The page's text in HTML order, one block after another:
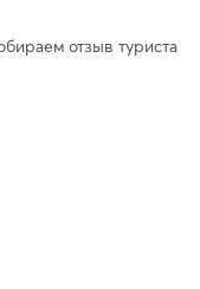
отзыв туриста